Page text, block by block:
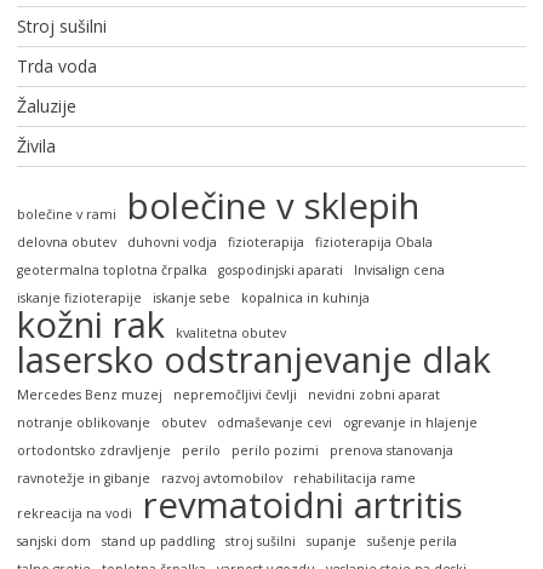
Stroj sušilni
Trda voda
Žaluzije
Živila
bolečine v rami bolečine v sklepih
delovna obutev duhovni vodja fizioterapija
fizioterapija Obala
geotermalna toplotna črpalka
gospodinjski aparati
Invisalign cena
iskanje fizioterapije
iskanje sebe kopalnica in kuhinja
kožni rak kvalitetna obutev
lasersko odstranjevanje dlak
Mercedes Benz muzej nepremočljivi čevlji
nevidni zobni aparat
notranje oblikovanje
obutev odmaševanje cevi
ogrevanje in hlajenje
ortodontsko zdravljenje
perilo perilo pozimi
prenova stanovanja
ravnotežje in gibanje
razvoj avtomobilov rehabilitacija rame
rekreacija na vodi revmatoidni artritis
sanjski dom stand up paddling stroj sušilni supanje
sušenje perila